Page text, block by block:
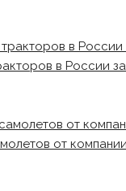
в России
от